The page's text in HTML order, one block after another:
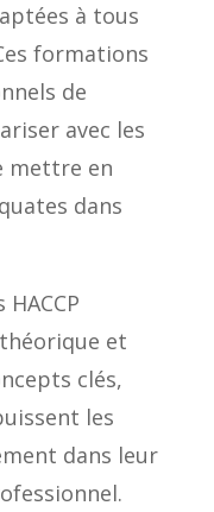
à tous
formations
de
avec les
mettre en
dans
et
clés,
les
dans leur